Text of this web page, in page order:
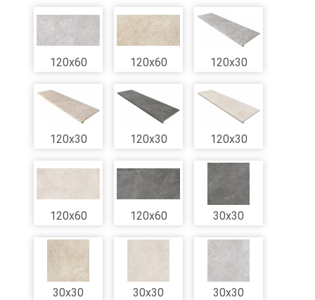
120x60 120x60 120x30
120x30 120x30 120x30
120x60 120x60 30x30
30x30 30x30 30x30